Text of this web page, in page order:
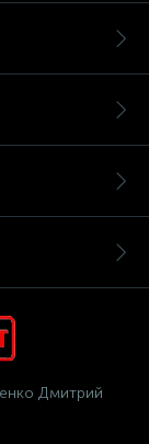
Дмитрий